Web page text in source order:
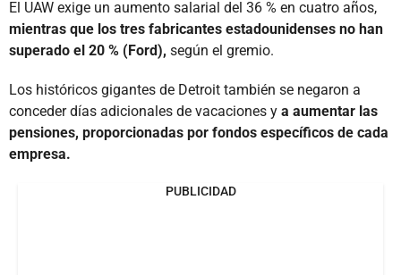
El UAW exige un aumento salarial del 36 % en cuatro años,
mientras que los tres fabricantes estadounidenses no han
superado el 20 % (Ford), según el gremio.
Los históricos gigantes de Detroit también se negaron a
conceder días adicionales de vacaciones y a aumentar las
pensiones, proporcionadas por fondos específicos de cada
empresa.
PUBLICIDAD